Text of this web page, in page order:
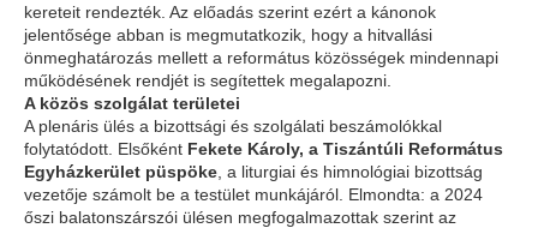
kereteit rendezték. Az előadás szerint ezért a kánonok
jelentősége abban is megmutatkozik, hogy a hitvallási
önmeghatározás mellett a református közösségek mindennapi
működésének rendjét is segítettek megalapozni.
A közös szolgálat területei
A plenáris ülés a bizottsági és szolgálati beszámolókkal
folytatódott. Elsőként Fekete Károly, a Tiszántúli Református
Egyházkerület püspöke , a liturgiai és himnológiai bizottság
vezetője számolt be a testület munkájáról. Elmondta: a 2024
őszi balatonszárszói ülésen megfogalmazottak szerint az